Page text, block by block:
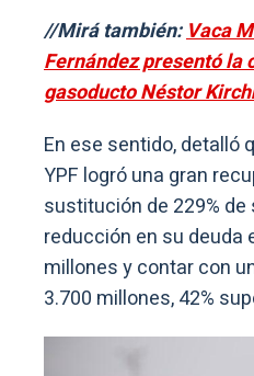
//Mirá también:Vaca
Fernández presentó la
gasoducto Néstor
En ese sentido, detalló
YPF logró una gran
sustitución de 229%
reducción en su deuda
millones y contar con
3.700 millones, 42%